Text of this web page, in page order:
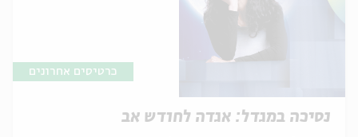
כרטיסים אחרונים
נסיכה במגדל: אגדה לחודש אב